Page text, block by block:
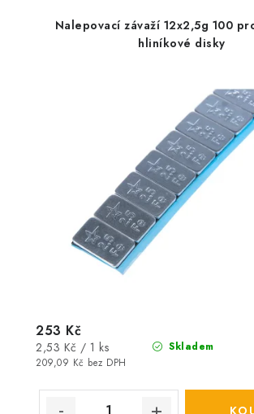
Nalepovací závaží 12x2,5g 100
hliníkové disky
Skladem
209,09 Kč bez DPH
253 Kč
Měrná
cena:
2,53 Kč / 1 ks